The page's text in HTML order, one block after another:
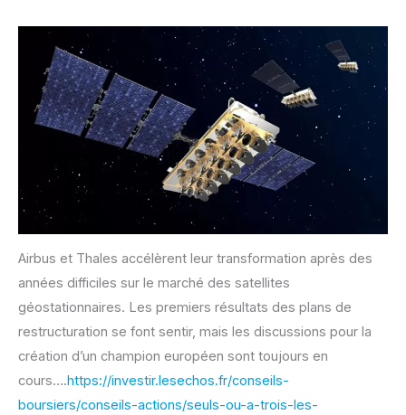
Airbus et Thales accélèrent leur transformation après des
années difficiles sur le marché des satellites
géostationnaires. Les premiers résultats des plans de
restructuration se font sentir, mais les discussions pour la
création d’un champion européen sont toujours en
cours….https://investir.lesechos.fr/conseils-
boursiers/conseils-actions/seuls-ou-a-trois-les-